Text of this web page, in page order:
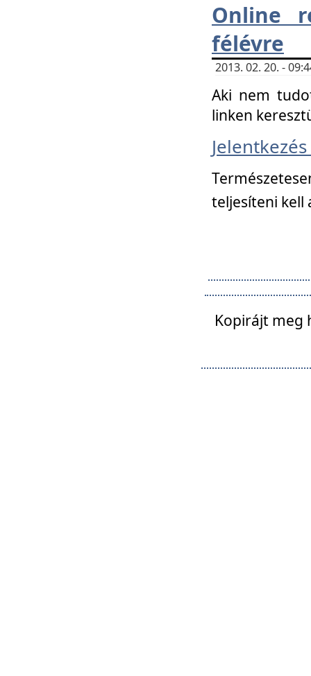
Online
félévre
2013. 02. 20. -
Aki nem
linken
Jelentkezés
teljesíteni kell
Kopirájt meg